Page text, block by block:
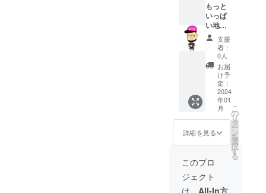
チケッ
トと郵
送しま
す。
もっと
いっぱ
い地域
おこし
協力隊
の村田
を応援
したい
人へ。
感謝の
お礼を
手紙に
て送ら
せて頂
きま
す。そ
して須
坂市ま
たはそ
の周辺
支援
者：
0人
お届
け予
定：
2024
年01
月
詳細を見る
こ
の
リ
タ
ー
ン
を
選
択
す
る
このプロ
ジェクト